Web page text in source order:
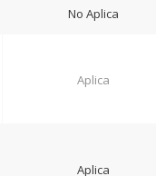
No Aplica
Aplica
Aplica